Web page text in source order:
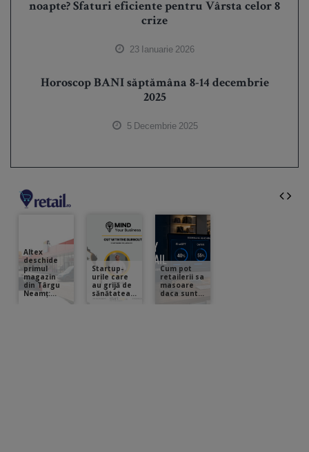
noapte? Sfaturi eficiente pentru Vârsta celor 8
crize
23 Ianuarie 2026
Horoscop BANI săptămâna 8-14 decembrie
2025
5 Decembrie 2025